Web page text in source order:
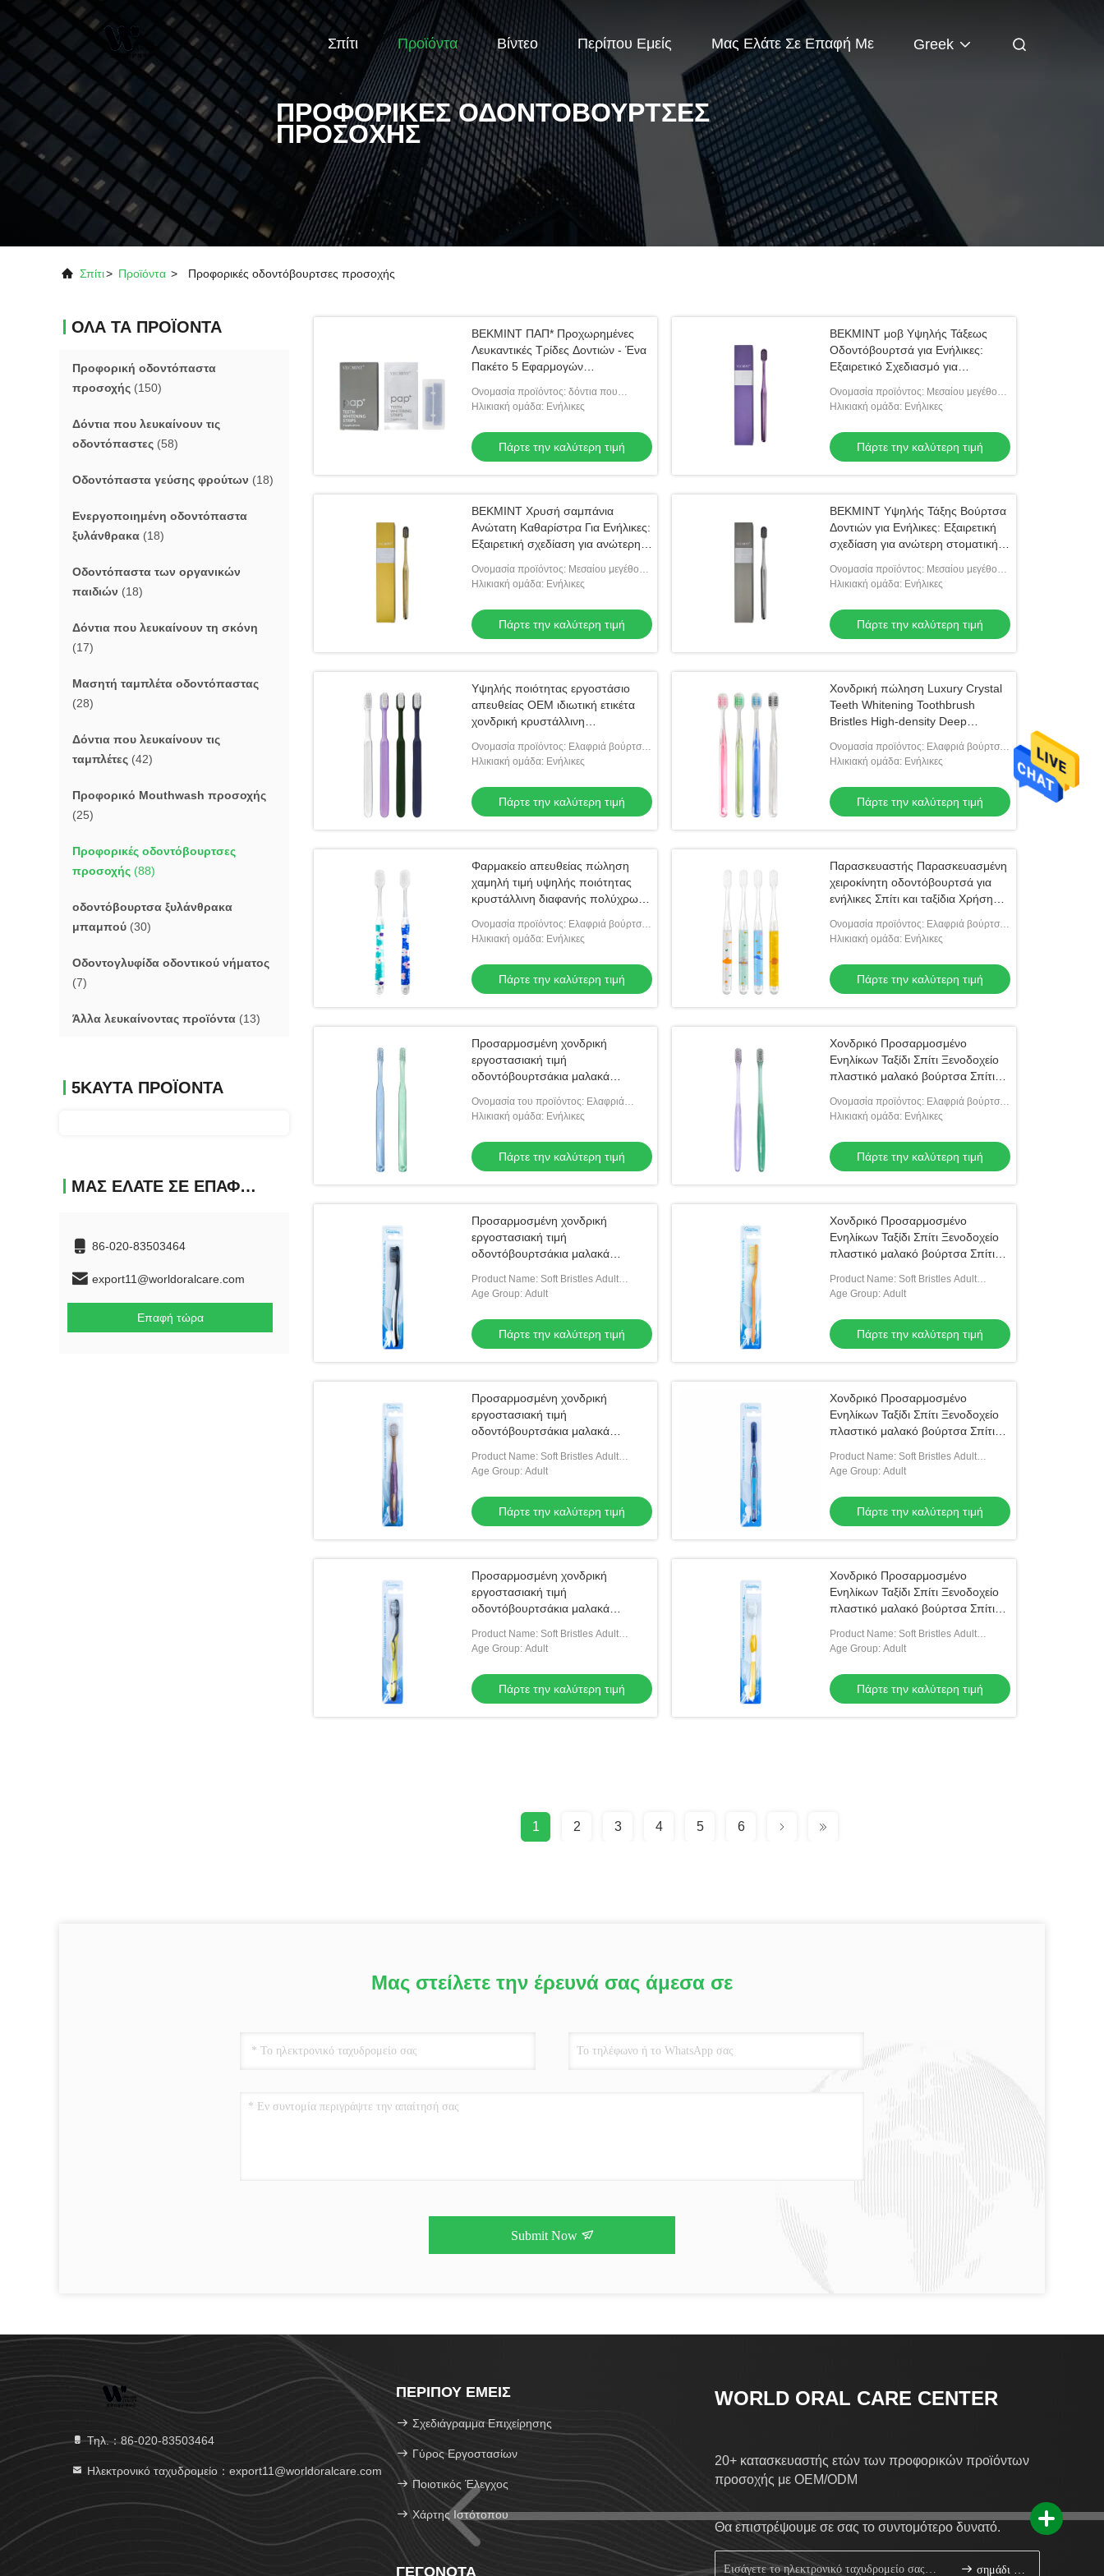
Σπίτι Προϊόντα Βίντεο Περίπου Εμείς Μας Ελάτε Σε Επαφή Με Greek
ΠΡΟΦΟΡΙΚΈΣ ΟΔΟΝΤΌΒΟΥΡΤΣΕΣ
ΠΡΟΣΟΧΉΣ
Σπίτι> Προϊόντα > Προφορικές οδοντόβουρτσες προσοχής
ΌΛΑ ΤΑ ΠΡΟΪΌΝΤΑ
Προφορική οδοντόπαστα
προσοχής (150)
Δόντια που λευκαίνουν τις
οδοντόπαστες (58)
Οδοντόπαστα γεύσης φρούτων (18)
Ενεργοποιημένη οδοντόπαστα
ξυλάνθρακα (18)
Οδοντόπαστα των οργανικών
παιδιών (18)
Δόντια που λευκαίνουν τη σκόνη
(17)
Μασητή ταμπλέτα οδοντόπαστας
(28)
Δόντια που λευκαίνουν τις
ταμπλέτες (42)
Προφορικό Mouthwash προσοχής
(25)
Προφορικές οδοντόβουρτσες
προσοχής (88)
οδοντόβουρτσα ξυλάνθρακα
μπαμπού (30)
Οδοντογλυφίδα οδοντικού νήματος
(7)
Άλλα λευκαίνοντας προϊόντα (13)
5ΚΑΥΤΑ ΠΡΟΪΟΝΤΑ
ΜΑΣ ΕΛΆΤΕ ΣΕ ΕΠΑΦΉ ΜΕ
86-020-83503464
export11@worldoralcare.com
Επαφή τώρα
ΒΕΚΜΙΝΤ ΠΑΠ* Προχωρημένες
Λευκαντικές Τρίδες Δοντιών - Ένα
Πακέτο 5 Εφαρμογών
Ονομασία προϊόντος: δόντια που
λευκαίνουν τις λουρίδες
Ηλικιακή ομάδα: Ενήλικες
Πάρτε την καλύτερη τιμή
ΒΕΚΜΙΝΤ μοβ Υψηλής Τάξεως
Οδοντόβουρτσά για Ενήλικες:
Εξαιρετικό Σχεδιασμό για
Ιδανική για Ημερήσια Χρήση
Ονομασία προϊόντος: Μεσαίου μεγέθους
οδοντόβουρτσα ενηλίκων
Ηλικιακή ομάδα: Ενήλικες
Πάρτε την καλύτερη τιμή
ΒΕΚΜΙΝΤ Χρυσή σαμπάνια
Ανώτατη Καθαρίστρα Για Ενήλικες:
Εξαιρετική σχεδίαση για ανώτερη
καθημερινή χρήση
Ονομασία προϊόντος: Μεσαίου μεγέθους
οδοντόβουρτσα ενηλίκων
Ηλικιακή ομάδα: Ενήλικες
Πάρτε την καλύτερη τιμή
ΒΕΚΜΙΝΤ Υψηλής Τάξης Βούρτσα
Δοντιών για Ενήλικες: Εξαιρετική
σχεδίαση για ανώτερη στοματική
χρήση
Ονομασία προϊόντος: Μεσαίου μεγέθους
οδοντόβουρτσα ενηλίκων
Ηλικιακή ομάδα: Ενήλικες
Πάρτε την καλύτερη τιμή
Υψηλής ποιότητας εργοστάσιο
απευθείας OEM ιδιωτική ετικέτα
χονδρική κρυστάλλινη
χειροκίνητο μαλακό βούρτσα
οδοντόβουρτσα ενηλίκων
Ονομασία προϊόντος: Ελαφριά βούρτσα
για ενήλικες
Ηλικιακή ομάδα: Ενήλικες
Πάρτε την καλύτερη τιμή
Χονδρική πώληση Luxury Crystal
Teeth Whitening Toothbrush
Bristles High-density Deep
Handle Tooth
Ονομασία προϊόντος: Ελαφριά βούρτσα
για ενήλικες
Ηλικιακή ομάδα: Ενήλικες
Πάρτε την καλύτερη τιμή
Φαρμακείο απευθείας πώληση
χαμηλή τιμή υψηλής ποιότητας
κρυστάλλινη διαφανής πολύχρωμη
προσαρμοσμένη μαλακή
οδοντόβουρτσα
Ονομασία προϊόντος: Ελαφριά βούρτσα
για ενήλικες
Ηλικιακή ομάδα: Ενήλικες
Πάρτε την καλύτερη τιμή
Παρασκευαστής Παρασκευασμένη
χειροκίνητη οδοντόβουρτσά για
ενήλικες Σπίτι και ταξίδια Χρήση
οδοντόβουρτσας
Ονομασία προϊόντος: Ελαφριά βούρτσα
για ενήλικες
Ηλικιακή ομάδα: Ενήλικες
Πάρτε την καλύτερη τιμή
Προσαρμοσμένη χονδρική
εργοστασιακή τιμή
οδοντόβουρτσάκια μαλακά
για ενήλικες οδοντόβουρτσα
Ονομασία του προϊόντος: Ελαφριά
βούρτσα για ενήλικες
Ηλικιακή ομάδα: Ενήλικες
Πάρτε την καλύτερη τιμή
Χονδρικό Προσαρμοσμένο
Ενηλίκων Ταξίδι Σπίτι Ξενοδοχείο
πλαστικό μαλακό βούρτσα Σπίτι
φουσκωτή κάρτα
Ονομασία προϊόντος: Ελαφριά βούρτσα
για ενήλικες
Ηλικιακή ομάδα: Ενήλικες
Πάρτε την καλύτερη τιμή
Προσαρμοσμένη χονδρική
εργοστασιακή τιμή
οδοντόβουρτσάκια μαλακά
για ενήλικες οδοντόβουρτσα
Product Name: Soft Bristles Adult
Toothbrush
Age Group: Adult
Πάρτε την καλύτερη τιμή
Χονδρικό Προσαρμοσμένο
Ενηλίκων Ταξίδι Σπίτι Ξενοδοχείο
πλαστικό μαλακό βούρτσα Σπίτι
φουσκωτή κάρτα
Product Name: Soft Bristles Adult
Toothbrush
Age Group: Adult
Πάρτε την καλύτερη τιμή
Προσαρμοσμένη χονδρική
εργοστασιακή τιμή
οδοντόβουρτσάκια μαλακά
για ενήλικες οδοντόβουρτσα
Product Name: Soft Bristles Adult
Toothbrush
Age Group: Adult
Πάρτε την καλύτερη τιμή
Χονδρικό Προσαρμοσμένο
Ενηλίκων Ταξίδι Σπίτι Ξενοδοχείο
πλαστικό μαλακό βούρτσα Σπίτι
φουσκωτή κάρτα
Product Name: Soft Bristles Adult
Toothbrush
Age Group: Adult
Πάρτε την καλύτερη τιμή
Προσαρμοσμένη χονδρική
εργοστασιακή τιμή
οδοντόβουρτσάκια μαλακά
για ενήλικες οδοντόβουρτσα
Product Name: Soft Bristles Adult
Toothbrush
Age Group: Adult
Πάρτε την καλύτερη τιμή
Χονδρικό Προσαρμοσμένο
Ενηλίκων Ταξίδι Σπίτι Ξενοδοχείο
πλαστικό μαλακό βούρτσα Σπίτι
φουσκωτή κάρτα
Product Name: Soft Bristles Adult
Toothbrush
Age Group: Adult
Πάρτε την καλύτερη τιμή
1 2 3 4 5 6
Μας στείλετε την έρευνά σας άμεσα σε
Submit Now
Τηλ.：86-020-83503464
Ηλεκτρονικό ταχυδρομείο：export11@worldoralcare.com
ΠΕΡΊΠΟΥ ΕΜΕΊΣ
Σχεδιάγραμμα Επιχείρησης
Γύρος Εργοστασίων
Ποιοτικός Έλεγχος
Χάρτης Ιστότοπου
ΓΕΓΟΝΌΤΑ
WORLD ORAL CARE CENTER
20+ κατασκευαστής ετών των προφορικών προϊόντων
προσοχής με OEM/ODM
Θα επιστρέψουμε σε σας το συντομότερο δυνατό.
σημάδι επάνω